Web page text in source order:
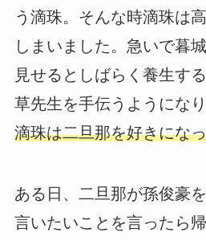
う滴珠。そんな時滴珠は
しまいました。急いで暮
見せるとしばらく養生す
草先生を手伝うようになり
滴珠は二旦那を好きにな
ある日、二旦那が孫俊豪
言いたいことを言ったら